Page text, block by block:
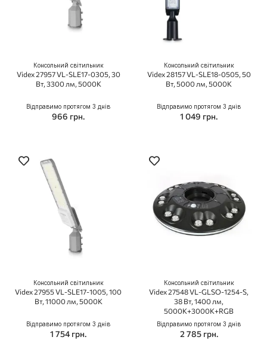
Консольний світильник
Videx 27957 VL-SLE17-0305, 30
Вт, 3300 лм, 5000K
Відправимо протягом 3 днів
966 грн.
Консольний світильник
Videx 28157 VL-SLE18-0505, 50
Вт, 5000 лм, 5000К
Відправимо протягом 3 днів
1 049 грн.
Консольний світильник
Videx 27955 VL-SLE17-1005, 100
Вт, 11000 лм, 5000K
Відправимо протягом 3 днів
1 754 грн.
Консольний світильник
Videx 27548 VL-GLSO-1254-S,
38 Вт, 1400 лм,
5000K+3000K+RGB
Відправимо протягом 3 днів
2 785 грн.